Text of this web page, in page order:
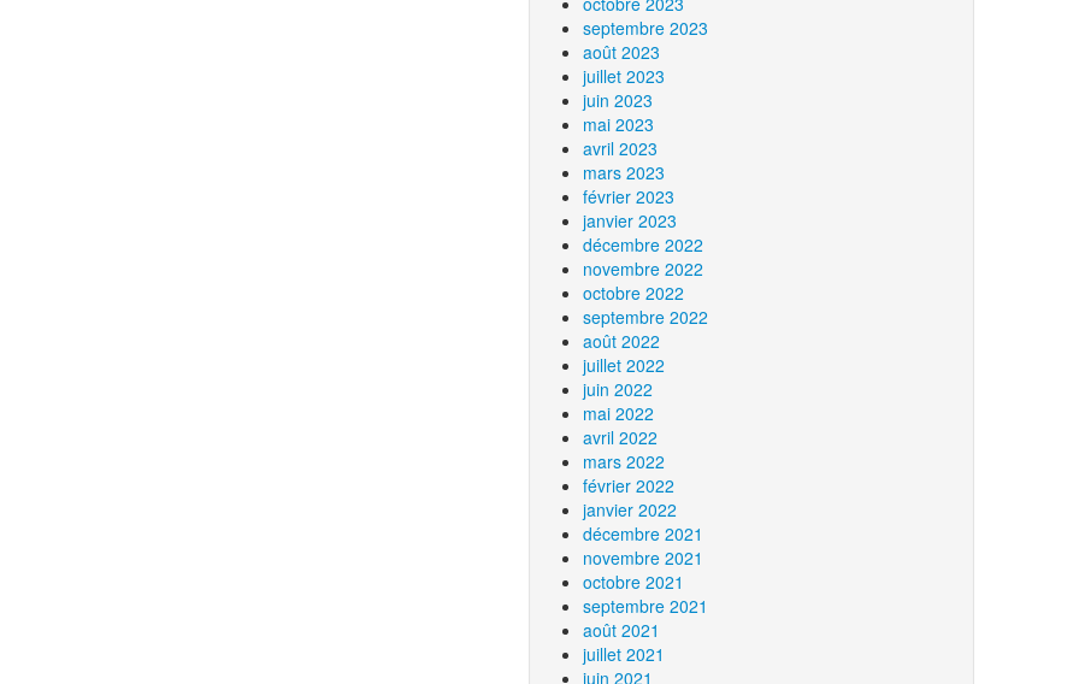
septembre 2023
août 2023
juillet 2023
juin 2023
mai 2023
avril 2023
mars 2023
février 2023
janvier 2023
décembre 2022
novembre 2022
octobre 2022
septembre 2022
août 2022
juillet 2022
juin 2022
mai 2022
avril 2022
mars 2022
février 2022
janvier 2022
décembre 2021
novembre 2021
octobre 2021
septembre 2021
août 2021
juillet 2021
juin 2021